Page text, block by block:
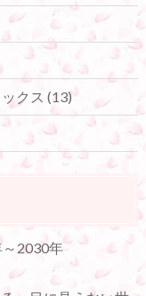
クス (13)
2030年